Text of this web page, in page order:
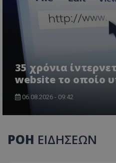
35 χρόνια
website το οποίο
06.08.2026 - 09:42
ΡΟΗ ΕΙΔΗΣΕΩΝ